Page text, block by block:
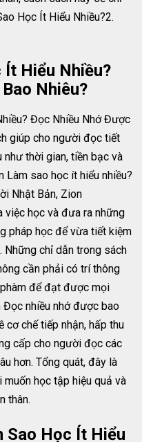
Học Ít Hiểu Nhiều?2.
Ít Hiểu Nhiều?
Nhiêu?
Đọc Nhiều Nhớ Được
giúp cho người đọc tiết
thời gian, tiền bạc và
Làm sao học ít hiểu nhiều?
Nhật Bản, Zion
việc học và đưa ra những
pháp học để vừa tiết kiệm
chỉ dẫn trong sách
cần phải có trí thông
để đạt được mọi
nhiều nhớ được bao
cơ chế tiếp nhận, hấp thu
cấp cho người đọc các
hơn. Tổng quát, đây là
học tập hiệu quả và
thân.
Sao Học Ít Hiểu